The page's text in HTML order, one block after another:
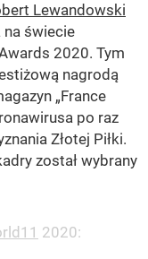
Lewandowski
na świecie
2020. Tym
nagrodą
„France
po raz
Złotej Piłki.
został wybrany
2020: